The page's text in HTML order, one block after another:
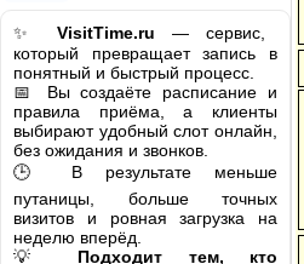
✨ VisitTime.ru — сервис,
который превращает запись в
понятный и быстрый процесс.
📅 Вы создаёте расписание и
правила приёма, а клиенты
выбирают удобный слот онлайн,
без ожидания и звонков.
🕒 В результате меньше
путаницы, больше точных
визитов и ровная загрузка на
неделю вперёд.
💡 Подходит тем, кто